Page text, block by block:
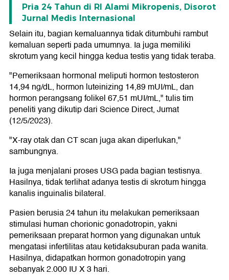
Pria 24 Tahun di RI Alami Mikropenis, Disorot
Jurnal Medis Internasional
Selain itu, bagian kemaluannya tidak ditumbuhi rambut
kemaluan seperti pada umumnya. Ia juga memiliki
skrotum yang kecil hingga kedua testis yang tidak teraba.
"Pemeriksaan hormonal meliputi hormon testosteron
14,94 ng/dL, hormon luteinizing 14,89 mUI/mL, dan
hormon perangsang folikel 67,51 mUI/mL," tulis tim
peneliti yang dikutip dari Science Direct, Jumat
(12/5/2023).
"X-ray otak dan CT scan juga akan diperlukan,"
sambungnya.
Ia juga menjalani proses USG pada bagian testisnya.
Hasilnya, tidak terlihat adanya testis di skrotum hingga
kanalis inguinalis bilateral.
Pasien berusia 24 tahun itu melakukan pemeriksaan
stimulasi human chorionic gonadotropin, yakni
pemeriksaan preparat hormon yang digunakan untuk
mengatasi infertilitas atau ketidaksuburan pada wanita.
Hasilnya, didapatkan hormon gonadotropin yang
sebanyak 2.000 IU X 3 hari.